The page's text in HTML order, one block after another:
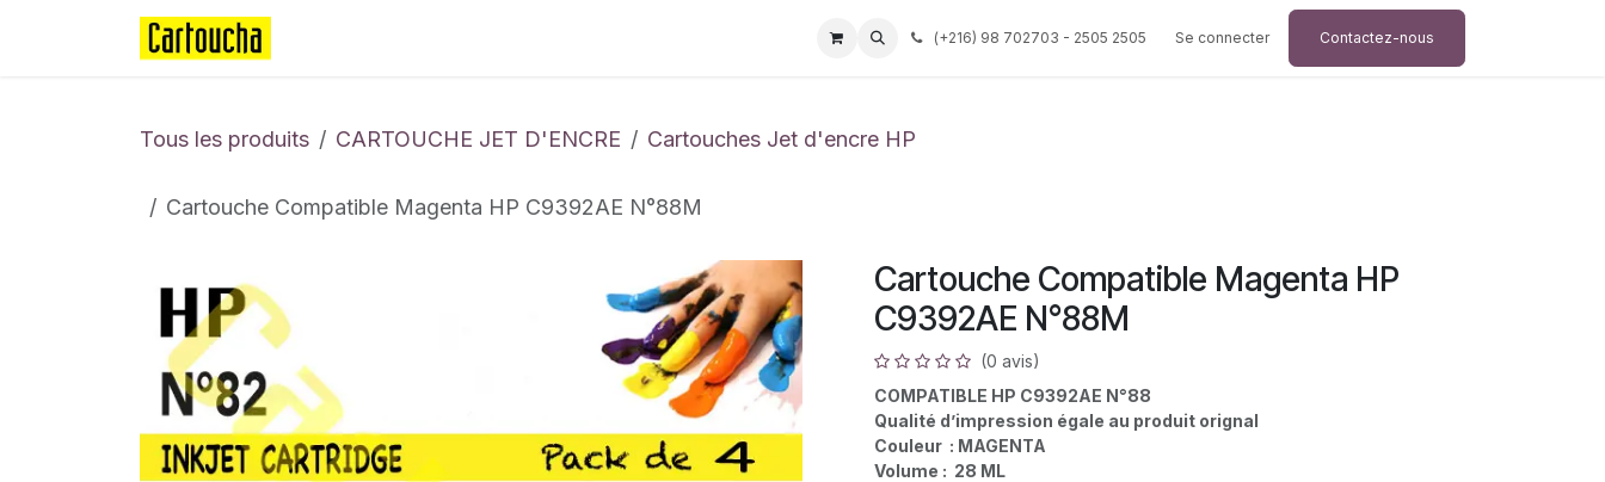
Se rendre au contenu
Société Aide
(+216) 98 702703 - 2505 2505 Se connecter Contactez-nous
Tous les produits CARTOUCHE JET D'ENCRE Cartouches Jet d'encre HP
Cartouche Compatible Magenta HP C9392AE N°88M
Cartouche Compatible Magenta HP
C9392AE N°88M
(0 avis)
COMPATIBLE HP C9392AE N°88
Qualité d’impression égale au produit orignal
Couleur : MAGENTA
Volume : 28 ML